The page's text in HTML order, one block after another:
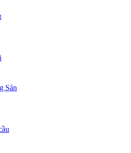
Sản